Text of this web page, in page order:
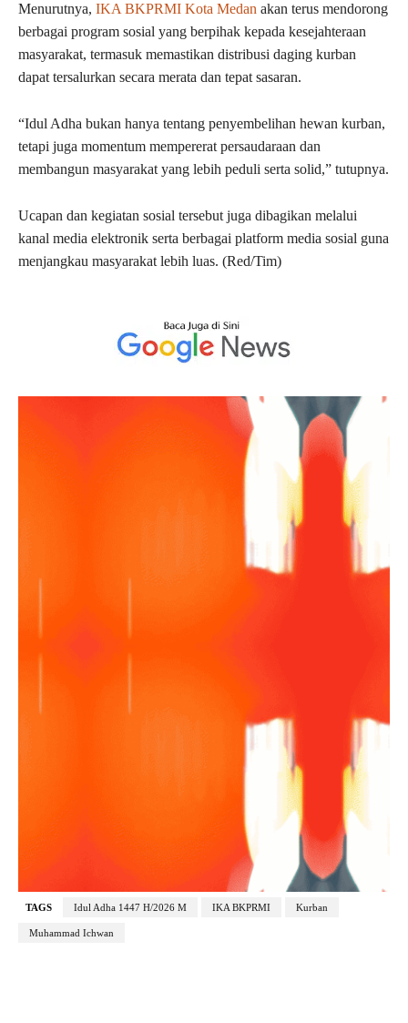
Menurutnya, IKA BKPRMI Kota Medan akan terus mendorong
berbagai program sosial yang berpihak kepada kesejahteraan
masyarakat, termasuk memastikan distribusi daging kurban
dapat tersalurkan secara merata dan tepat sasaran.
“Idul Adha bukan hanya tentang penyembelihan hewan kurban,
tetapi juga momentum mempererat persaudaraan dan
membangun masyarakat yang lebih peduli serta solid,” tutupnya.
Ucapan dan kegiatan sosial tersebut juga dibagikan melalui
kanal media elektronik serta berbagai platform media sosial guna
menjangkau masyarakat lebih luas. (Red/Tim)
TAGS Idul Adha 1447 H/2026 M IKA BKPRMI Kurban
Muhammad Ichwan